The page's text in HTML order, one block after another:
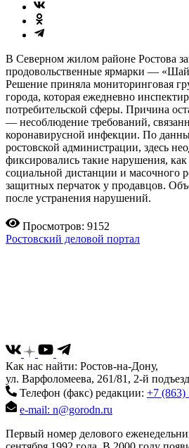
В Северном жилом районе Ростова
продовольственные ярмарки —
Решение приняла мониторинговая
города, которая ежедневно
потребительской сферы. Причина
— несоблюдение требований,
коронавирусной инфекции. По
ростовской администрации, здесь
фиксировались такие нарушения,
социальной дистанции и масочного
защитных перчаток у продавцов.
после устранения нарушений.
Просмотров: 9152
Ростовский деловой портал
Как нас найти: Ростов-на-Дону,
ул. Варфоломеева, 261/81, 2-й
Телефон (факс) редакции: +7 (863)
e-mail: n@gorodn.ru
Первый номер делового